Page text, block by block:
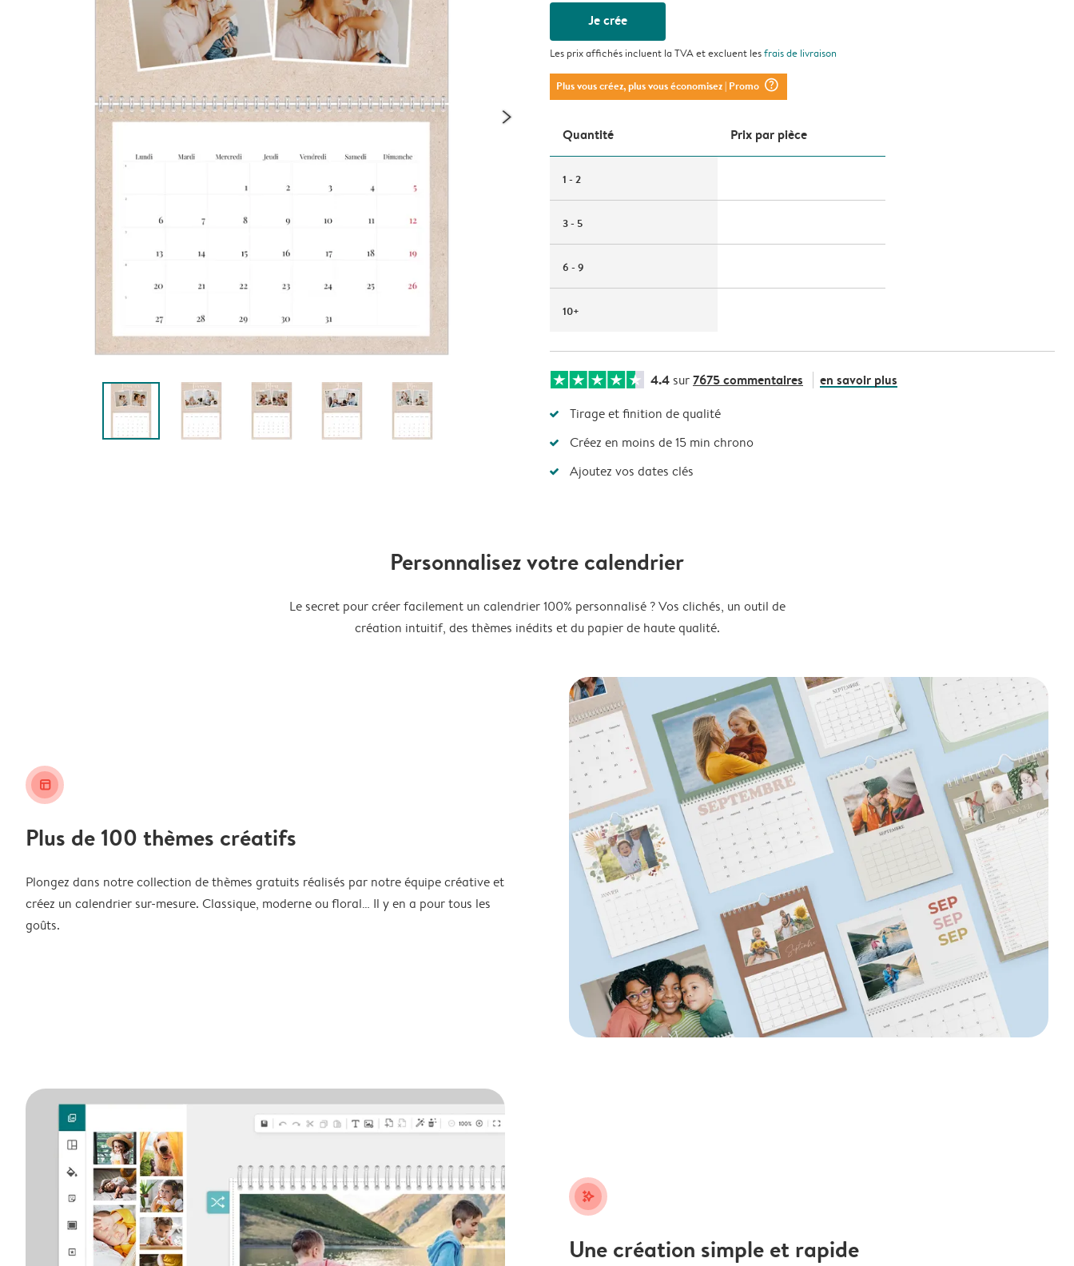
Je crée
Les prix affichés incluent la TVA et excluent lesfrais de livraison
Plus vous créez, plus vous économisez| Promo question_mark_circle
Quantité Prix ​​par pièce
1 - 2
3 - 5
6 - 9
10+
4.4 sur7675 commentaires en savoir plus
Tirage et finition de qualité
Créez en moins de 15 min chrono
Ajoutez vos dates clés
Personnalisez votre calendrier
Le secret pour créer facilement un calendrier 100% personnalisé ? Vos clichés, un outil de
création intuitif, des thèmes inédits et du papier de haute qualité.
layout_alt
Plus de 100 thèmes créatifs
Plongez dans notre collection de thèmes gratuits réalisés par notre équipe créative et
créez un calendrier sur-mesure. Classique, moderne ou floral… Il y en a pour tous les
goûts.
stars_plus
Une création simple et rapide